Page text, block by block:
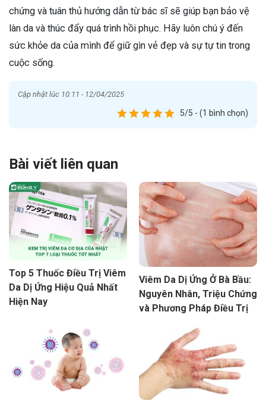
chứng và tuân thủ hướng dẫn từ bác sĩ sẽ giúp bạn bảo vệ
làn da và thúc đẩy quá trình hồi phục. Hãy luôn chú ý đến
sức khỏe da của mình để giữ gìn vẻ đẹp và sự tự tin trong
cuộc sống.
Cập nhật lúc 10:11 - 12/04/2025
5/5 - (1 bình chọn)
Bài viết liên quan
Top 5 Thuốc Điều Trị Viêm
Da Dị Ứng Hiệu Quả Nhất
Hiện Nay
Viêm Da Dị Ứng Ở Bà Bầu:
Nguyên Nhân, Triệu Chứng
và Phương Pháp Điều Trị